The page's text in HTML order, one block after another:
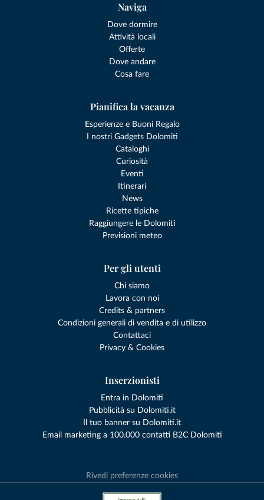
Naviga
Dove dormire
Attività locali
Offerte
Dove andare
Cosa fare
Pianifica la vacanza
Esperienze e Buoni Regalo
I nostri Gadgets Dolomiti
Cataloghi
Curiosità
Eventi
Itinerari
News
Ricette tipiche
Raggiungere le Dolomiti
Previsioni meteo
Per gli utenti
Chi siamo
Lavora con noi
Credits & partners
Condizioni generali di vendita e di utilizzo
Contattaci
Privacy & Cookies
Inserzionisti
Entra in Dolomiti
Pubblicità su Dolomiti.it
Il tuo banner su Dolomiti.it
Email marketing a 100.000 contatti B2C Dolomiti
Rivedi preferenze cookies